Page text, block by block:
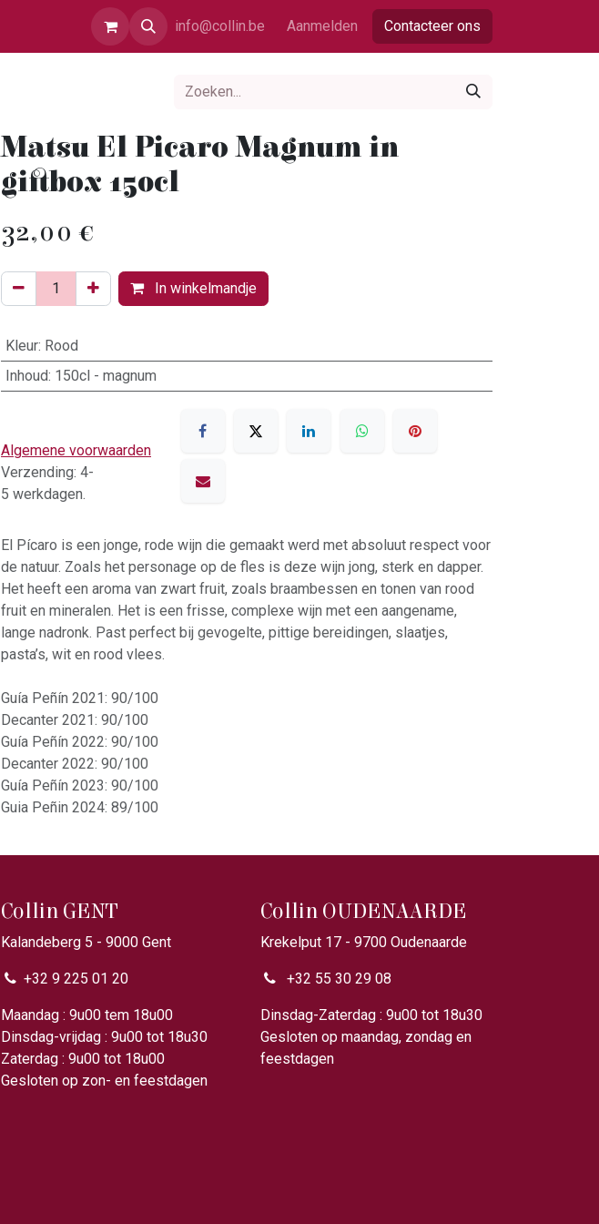
info@collin.be Aanmelden Contacteer ons
Matsu El Picaro Magnum in
giftbox 150cl
32,00 €
In winkelmandje
Kleur: Rood
Inhoud: 150cl - magnum
Algemene voorwaarden
Verzending: 4-
5 werkdagen.
El Pícaro is een jonge, rode wijn die gemaakt werd met absoluut respect voor
de natuur. Zoals het personage op de fles is deze wijn jong, sterk en dapper.
Het heeft een aroma van zwart fruit, zoals braambessen en tonen van rood
fruit en mineralen. Het is een frisse, complexe wijn met een aangename,
lange nadronk. Past perfect bij gevogelte, pittige bereidingen, slaatjes,
pasta’s, wit en rood vlees.
Guía Peñín 2021: 90/100
Decanter 2021: 90/100
Guía Peñín 2022: 90/100
Decanter 2022: 90/100
Guía Peñín 2023: 90/100
Guia Peñin 2024: 89/100
Collin GENT
Kalandeberg 5 - 9000 Gent​
+32 9 225 01 20
Maandag : 9u00 tem 18u00
Dinsdag-vrijdag : 9u00 tot 18u30
Zaterdag : 9u00 tot 18u00
Gesloten op zon- en feestdagen
Collin OUDENAARDE
Krekelput 17 - 9700 Oudenaarde
+32 55 30 29 08
Dinsdag-Zaterdag : 9u00 tot 18u30
Gesloten op maandag, zondag en
feestdagen